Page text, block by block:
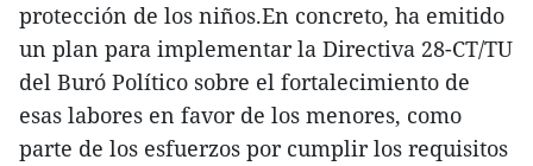
protección de los niños.En concreto, ha emitido
un plan para implementar la Directiva 28-CT/TU
del Buró Político sobre el fortalecimiento de
esas labores en favor de los menores, como
parte de los esfuerzos por cumplir los requisitos